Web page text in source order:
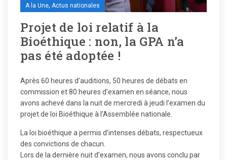
A la Une, Actus nationales
Projet de loi relatif à la
Bioéthique : non, la GPA n’a
pas été adoptée !
Après 60 heures d’auditions, 50 heures de débats en
commission et 80 heures d’examen en séance, nous
avons achevé dans la nuit de mercredi à jeudi l’examen du
projet de loi Bioéthique à l’Assemblée nationale.
La loi bioéthique a permis d’intenses débats, respectueux
des convictions de chacun.
Lors de la dernière nuit d’examen, nous avons conclu par